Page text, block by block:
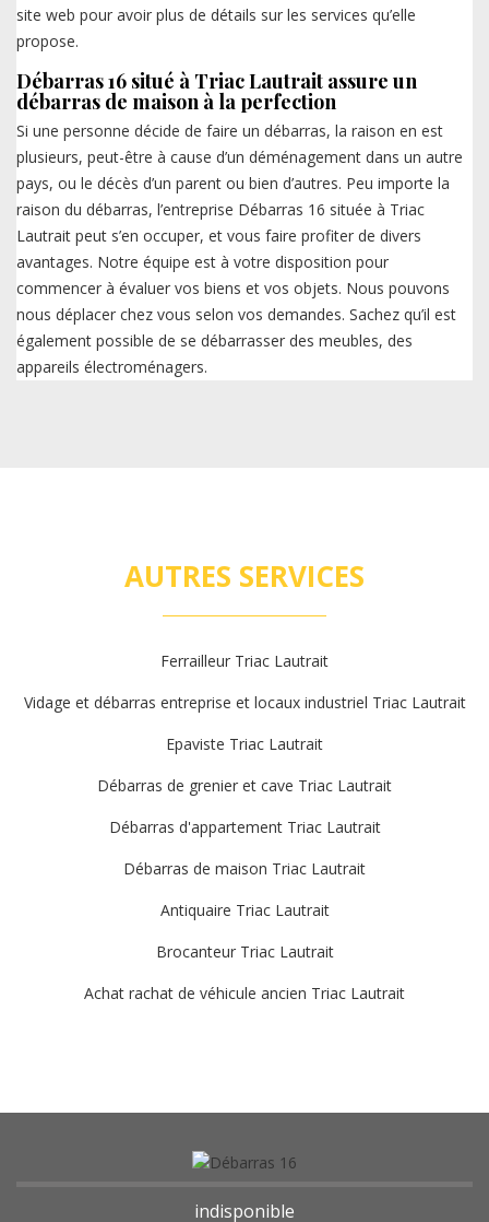
site web pour avoir plus de détails sur les services qu’elle
propose.
Débarras 16 situé à Triac Lautrait assure un
débarras de maison à la perfection
Si une personne décide de faire un débarras, la raison en est
plusieurs, peut-être à cause d’un déménagement dans un autre
pays, ou le décès d’un parent ou bien d’autres. Peu importe la
raison du débarras, l’entreprise Débarras 16 située à Triac
Lautrait peut s’en occuper, et vous faire profiter de divers
avantages. Notre équipe est à votre disposition pour
commencer à évaluer vos biens et vos objets. Nous pouvons
nous déplacer chez vous selon vos demandes. Sachez qu’il est
également possible de se débarrasser des meubles, des
appareils électroménagers.
AUTRES SERVICES
Ferrailleur Triac Lautrait
Vidage et débarras entreprise et locaux industriel Triac Lautrait
Epaviste Triac Lautrait
Débarras de grenier et cave Triac Lautrait
Débarras d'appartement Triac Lautrait
Débarras de maison Triac Lautrait
Antiquaire Triac Lautrait
Brocanteur Triac Lautrait
Achat rachat de véhicule ancien Triac Lautrait
indisponible